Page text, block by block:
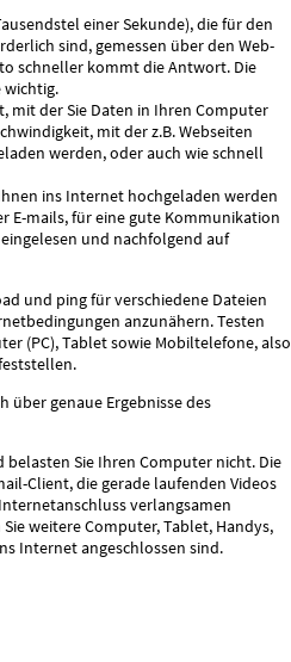
einer Sekunde), die für den
sind, gemessen über den Web-
schneller kommt die Antwort. Die
wichtig.
mit der Sie Daten in Ihren Computer
mit der z.B. Webseiten
werden, oder auch wie schnell
ins Internet hochgeladen werden
E-mails, für eine gute Kommunikation
und nachfolgend auf
und ping für verschiedene Dateien
anzunähern. Testen
(PC), Tablet sowie Mobiltelefone, also
über genaue Ergebnisse des
Sie Ihren Computer nicht. Die
Client, die gerade laufenden Videos
verlangsamen
weitere Computer, Tablet, Handys,
Internet angeschlossen sind.